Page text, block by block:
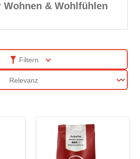
Wohnen & Wohlfühlen
Filtern